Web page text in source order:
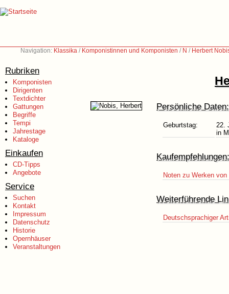
Navigation: Klassika / Komponistinnen und Komponisten / N / Herbert
Rubriken
Komponisten
Dirigenten
Textdichter
Gattungen
Begriffe
Tempi
Jahrestage
Kataloge
Einkaufen
CD-Tipps
Angebote
Service
Suchen
Kontakt
Impressum
Datenschutz
Historie
Opernhäuser
Veranstaltungen
Persönliche Daten:
Geburtstag:
22.
in
Kaufempfehlungen:
Noten zu Werken
Weiterführende
Deutschsprachiger